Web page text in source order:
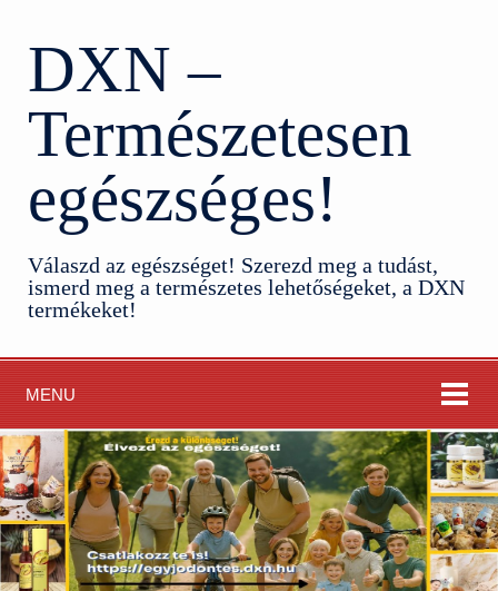
DXN –
Természetesen
egészséges!
Válaszd az egészséget! Szerezd meg a tudást,
ismerd meg a természetes lehetőségeket, a DXN
termékeket!
MENU